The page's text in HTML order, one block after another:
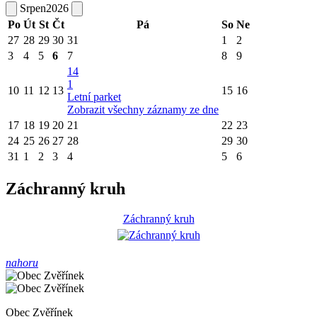
Srpen2026
Po Út St Čt Pá So Ne
27 28 29 30 31 1
2
3
4 5 6 7 8 9
10 11 12 13
14
1
Letní parket
Zobrazit všechny záznamy ze dne
15 16
17 18 19 20 21 22 23
24 25 26 27 28 29 30
31 1 2 3 4 5 6
Záchranný kruh
Záchranný kruh
nahoru
Obec Zvěřínek